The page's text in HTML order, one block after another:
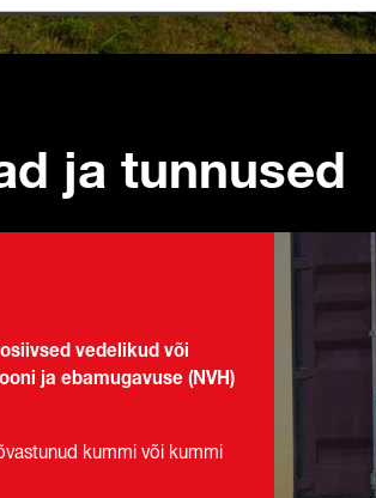
ja tunnused
vedelikud või
ja ebamugavuse (NVH)
kummi või kummi